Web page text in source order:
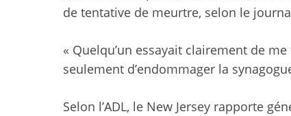
de tentative de meurtre, selon le
« Quelqu’un essayait clairement de
seulement d’endommager la
Selon l’ADL, le New Jersey rapporte